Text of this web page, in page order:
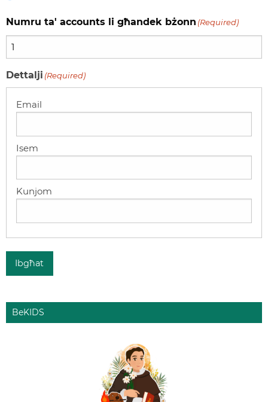
Numru ta' accounts li għandek bżonn (Required)
Dettalji (Required)
Ibgħat
BeKIDS